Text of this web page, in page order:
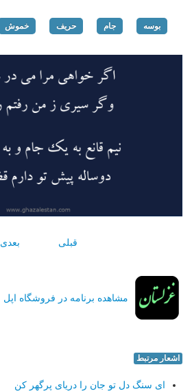
بوسه جام حریف خموش
قبلی بعدی
مشاهده برنامه در فروشگاه اپل
اشعار مرتبط
ای سنگ دل تو جان را دریای پرگهر كن